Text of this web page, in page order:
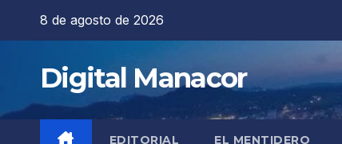
8 de agosto de 2026
Digital Manacor
EDITORIAL EL MENTIDERO